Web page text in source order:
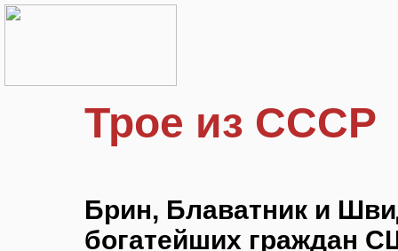
Трое из СССР
Брин, Блаватник и
богатейших граждан